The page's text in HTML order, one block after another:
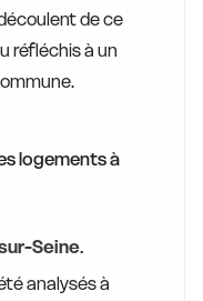
de ce
réfléchis à un
logements à
Seine.
analysés à